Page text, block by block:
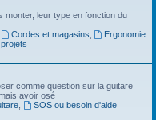
monter, leur type en fonction du
Cordes et magasins
Ergonomie
comme question sur la guitare
avoir osé
,
SOS ou besoin d'aide